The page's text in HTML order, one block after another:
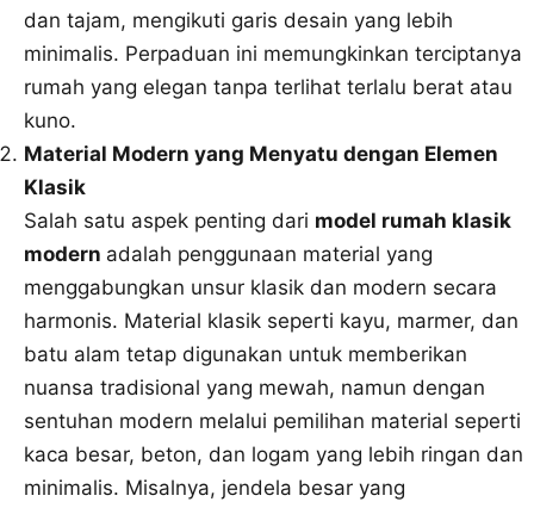
dan tajam, mengikuti garis desain yang lebih
minimalis. Perpaduan ini memungkinkan terciptanya
rumah yang elegan tanpa terlihat terlalu berat atau
kuno.
Material Modern yang Menyatu dengan Elemen
Klasik
Salah satu aspek penting dari model rumah klasik
modern adalah penggunaan material yang
menggabungkan unsur klasik dan modern secara
harmonis. Material klasik seperti kayu, marmer, dan
batu alam tetap digunakan untuk memberikan
nuansa tradisional yang mewah, namun dengan
sentuhan modern melalui pemilihan material seperti
kaca besar, beton, dan logam yang lebih ringan dan
minimalis. Misalnya, jendela besar yang